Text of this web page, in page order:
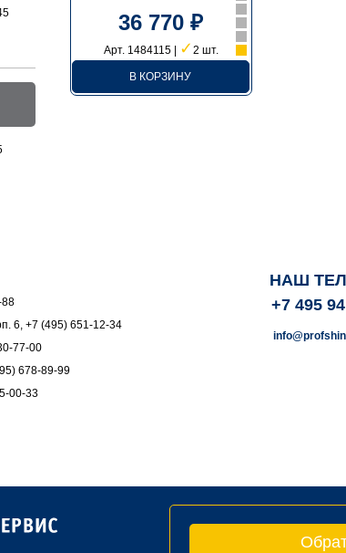
36 770 ₽
Арт. 1484115 | ✓ 2 шт.
В КОРЗИНУ
88
6, +7 (495) 651-12-34
77-00
678-89-99
00-33
НАШ
+7 495